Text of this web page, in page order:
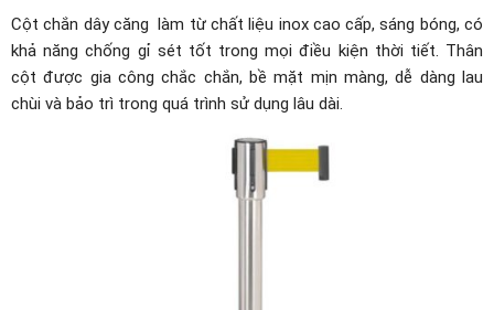
Cột chắn dây căng làm từ chất liệu inox cao cấp, sáng bóng, có
khả năng chống gỉ sét tốt trong mọi điều kiện thời tiết. Thân
cột được gia công chắc chắn, bề mặt mịn màng, dễ dàng lau
chùi và bảo trì trong quá trình sử dụng lâu dài.